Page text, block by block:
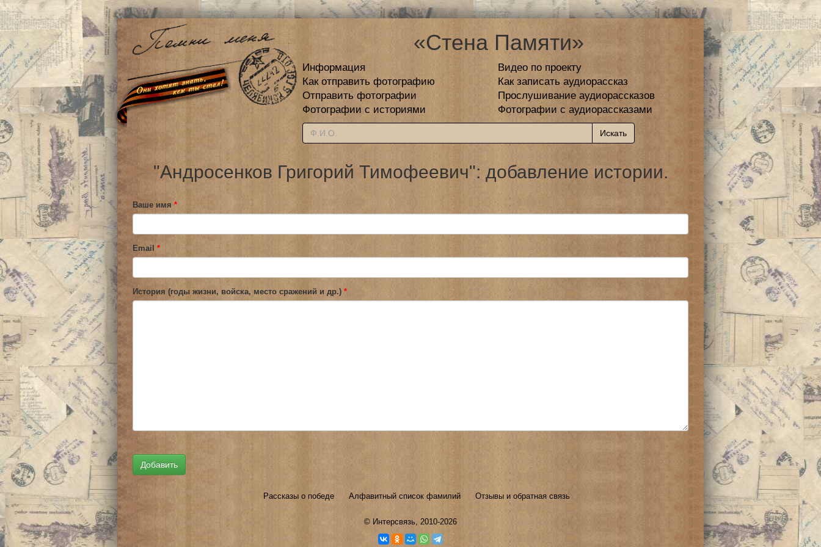
«Стена Памяти»
Информация
Видео по проекту
Как отправить фотографию
Как записать аудиорассказ
Отправить фотографии
Прослушивание аудиорассказов
Фотографии с историями
Фотографии с аудиорассказами
"Андросенков Григорий Тимофеевич": добавление истории.
Ваше имя *
Email *
История (годы жизни, войска, место сражений и др.) *
Рассказы о победе Алфавитный список фамилий Отзывы и обратная связь
© Интерсвязь , 2010-2026